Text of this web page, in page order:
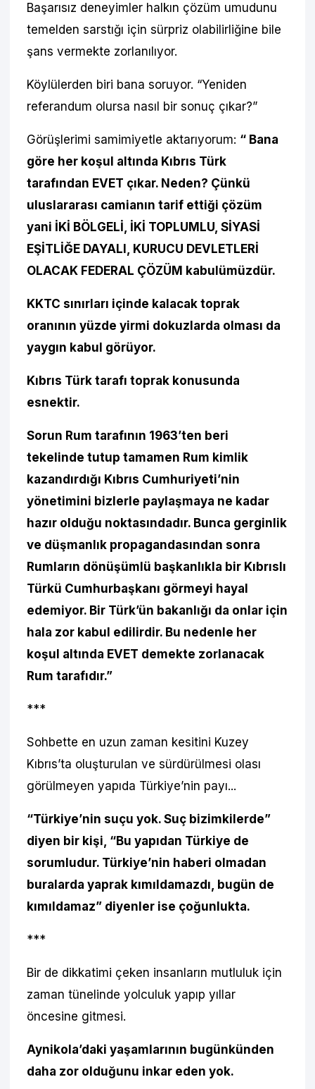
Başarısız deneyimler halkın çözüm umudunu
temelden sarstığı için sürpriz olabilirliğine bile
şans vermekte zorlanılıyor.
Köylülerden biri bana soruyor. “Yeniden
referandum olursa nasıl bir sonuç çıkar?”
Görüşlerimi samimiyetle aktarıyorum: “ Bana
göre her koşul altında Kıbrıs Türk
tarafından EVET çıkar. Neden? Çünkü
uluslararası camianın tarif ettiği çözüm
yani İKİ BÖLGELİ, İKİ TOPLUMLU, SİYASİ
EŞİTLİĞE DAYALI, KURUCU DEVLETLERİ
OLACAK FEDERAL ÇÖZÜM kabulümüzdür.
KKTC sınırları içinde kalacak toprak
oranının yüzde yirmi dokuzlarda olması da
yaygın kabul görüyor.
Kıbrıs Türk tarafı toprak konusunda
esnektir.
Sorun Rum tarafının 1963’ten beri
tekelinde tutup tamamen Rum kimlik
kazandırdığı Kıbrıs Cumhuriyeti’nin
yönetimini bizlerle paylaşmaya ne kadar
hazır olduğu noktasındadır. Bunca gerginlik
ve düşmanlık propagandasından sonra
Rumların dönüşümlü başkanlıkla bir Kıbrıslı
Türkü Cumhurbaşkanı görmeyi hayal
edemiyor. Bir Türk’ün bakanlığı da onlar için
hala zor kabul edilirdir. Bu nedenle her
koşul altında EVET demekte zorlanacak
Rum tarafıdır.”
***
Sohbette en uzun zaman kesitini Kuzey
Kıbrıs’ta oluşturulan ve sürdürülmesi olası
görülmeyen yapıda Türkiye’nin payı...
“Türkiye’nin suçu yok. Suç bizimkilerde”
diyen bir kişi, “Bu yapıdan Türkiye de
sorumludur. Türkiye’nin haberi olmadan
buralarda yaprak kımıldamazdı, bugün de
kımıldamaz” diyenler ise çoğunlukta.
***
Bir de dikkatimi çeken insanların mutluluk için
zaman tünelinde yolculuk yapıp yıllar
öncesine gitmesi.
Aynikola’daki yaşamlarının bugünkünden
daha zor olduğunu inkar eden yok.